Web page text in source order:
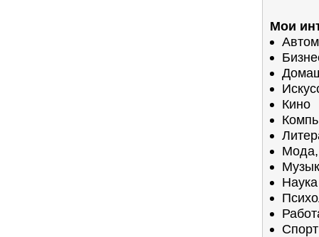
Мои
Кино
Мода,
Наука
Спорт